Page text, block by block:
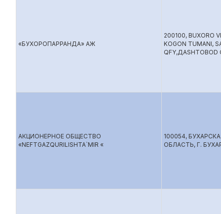
«БУХОРОПАРРАНДА» АЖ
200100, BUXORO
KOGON TUMANI,
QFY,ДАSHTOBOD
АКЦИОНЕРНОЕ ОБЩЕСТВО
«NEFTGAZQURILISHTA`MIR «
100054,
ОБЛАСТЬ, Г.